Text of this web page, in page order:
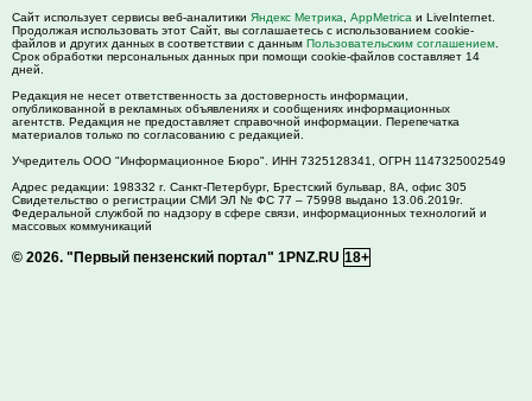
Сайт использует сервисы веб-аналитики Яндекс Метрика AppMetrica и LiveInternet.
Продолжая использовать этот Сайт, вы соглашаетесь с использованием cookie-
файлов и других данных в соответствии с данным Пользовательским соглашением
Срок обработки персональных данных при помощи cookie-файлов составляет 14
дней.
Редакция не несет ответственность за достоверность информации,
опубликованной в рекламных объявлениях и сообщениях информационных
агентств. Редакция не предоставляет справочной информации. Перепечатка
материалов только по согласованию с редакцией.
Учредитель ООО "Информационное Бюро". ИНН 7325128341, ОГРН 1147325002549
Адрес редакции: 198332 г. Санкт-Петербург, Брестский бульвар, 8А, офис 305
Свидетельство о регистрации СМИ ЭЛ № ФС 77 – 75998 выдано 13.06.2019г.
Федеральной службой по надзору в сфере связи, информационных технологий и
массовых коммуникаций
© 2026. "Первый пензенский портал" 1PNZ.RU 18+